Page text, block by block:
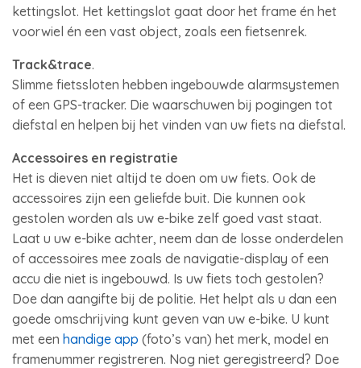
kettingslot. Het kettingslot gaat door het frame én het
voorwiel én een vast object, zoals een fietsenrek.
Track&trace.
Slimme fietssloten hebben ingebouwde alarmsystemen
of een GPS-tracker. Die waarschuwen bij pogingen tot
diefstal en helpen bij het vinden van uw fiets na diefstal.
Accessoires en registratie
Het is dieven niet altijd te doen om uw fiets. Ook de
accessoires zijn een geliefde buit. Die kunnen ook
gestolen worden als uw e-bike zelf goed vast staat.
Laat u uw e-bike achter, neem dan de losse onderdelen
of accessoires mee zoals de navigatie-display of een
accu die niet is ingebouwd. Is uw fiets toch gestolen?
Doe dan aangifte bij de politie. Het helpt als u dan een
goede omschrijving kunt geven van uw e-bike. U kunt
met een handige app (foto’s van) het merk, model en
framenummer registreren. Nog niet geregistreerd? Doe